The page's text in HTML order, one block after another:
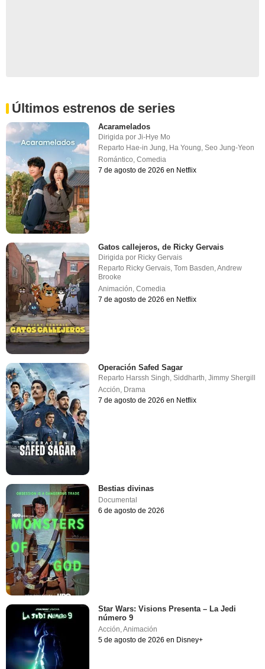
Últimos estrenos de series
Acaramelados
Dirigida porJi-Hye Mo
Reparto Hae-in Jung Ha Young ,Seo Jung-Yeon
Romántico ,Comedia
7 de agosto de 2026 en Netflix
Gatos callejeros, de Ricky Gervais
Dirigida por Ricky Gervais
Reparto Ricky Gervais,Tom Basden,Andrew
Brooke
Animación,Comedia
7 de agosto de 2026 en Netflix
Operación Safed Sagar
Reparto Harssh Singh,Siddharth,Jimmy Shergill
Acción, Drama
7 de agosto de 2026 en Netflix
Bestias divinas
Documental
6 de agosto de 2026
Star Wars: Visions Presenta – La Jedi
número 9
Acción,Animación
5 de agosto de 2026 en Disney+